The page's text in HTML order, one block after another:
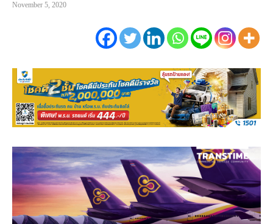
November 5, 2020